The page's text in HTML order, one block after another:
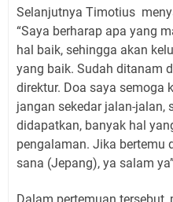
Selanjutnya Timotius
“Saya berharap apa yang
hal baik, sehingga akan
yang baik. Sudah ditanam
direktur. Doa saya semoga
jangan sekedar jalan-jalan,
didapatkan, banyak hal
pengalaman. Jika bertemu
sana (Jepang), ya salam